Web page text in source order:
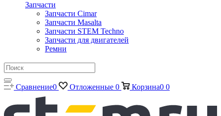
Запчасти
Запчасти Cimar
Запчасти Masalta
Запчасти STEM Techno
Запчасти для двигателей
Ремни
Сравнение0 Отложенные 0 Корзина0 0